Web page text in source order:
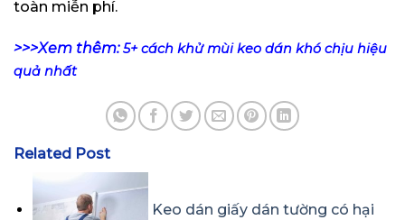
toàn miễn phí.
>>>Xem thêm:5+ cách khử mùi keo dán khó chịu hiệu
quả nhất
Related Post
Keo dán giấy dán tường có hại